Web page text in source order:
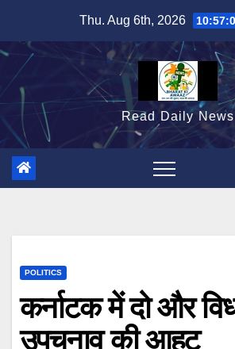
content
Thu. Aug 6th, 2026
Read Daily News
POLITICS
कर्नाटक में दो और
उपचुनाव की आहट